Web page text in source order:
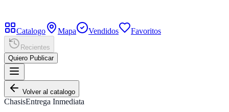
Catalogo Mapa Vendidos Favoritos
Recientes
Quiero Publicar
Volver al catalogo
ChasisEntrega Inmediata